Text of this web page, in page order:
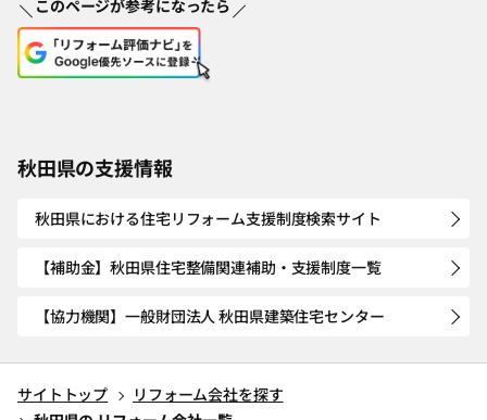
このページが参考になったら
秋田県の支援情報
秋田県における住宅リフォーム支援制度検索サイト
【補助金】秋田県住宅整備関連補助・支援制度一覧
【協力機関】一般財団法人 秋田県建築住宅センター
サイトトップ
リフォーム会社を探す